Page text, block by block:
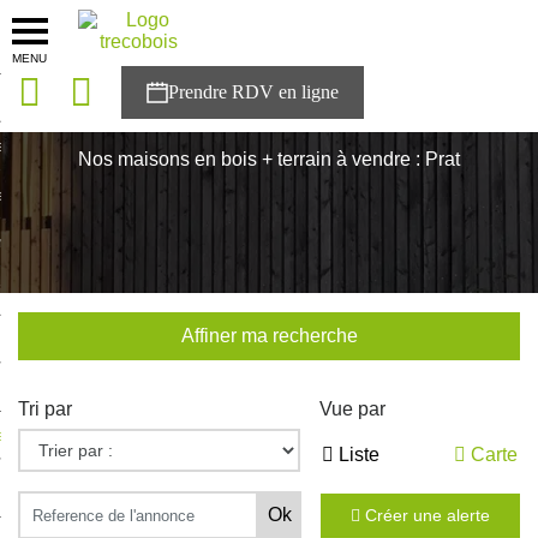
MENU
solutions
Trecobois
à NESTOR
Nos maisons en bois + terrain à vendre : Prat
Affiner ma recherche
Tri par Vue par
Liste Carte
Créer une alerte